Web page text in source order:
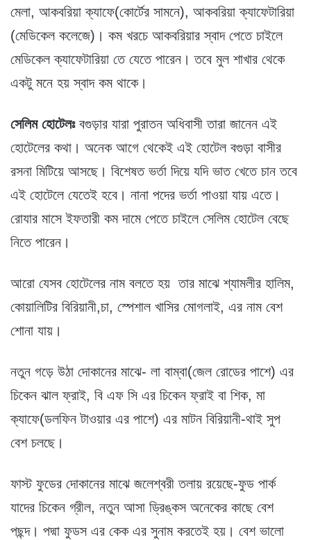
মেলা, আকবরিয়া ক্যাফে(কোর্টের সামনে), আকবরিয়া ক্যাফেটারিয়া
(মেডিকেল কলেজে)। কম খরচে আকবরিয়ার স্বাদ পেতে চাইলে
মেডিকেল ক্যাফেটারিয়া তে যেতে পারেন। তবে মুল শাখার থেকে
একটু মনে হয় স্বাদ কম থাকে।
সেলিম হোটেলঃবগুড়ার যারা পুরাতন অধিবাসী তারা জানেন এই
হোটেলের কথা। অনেক আগে থেকেই এই হোটেল বগুড়া বাসীর
রসনা মিটিয়ে আসছে। বিশেষত ভর্তা দিয়ে যদি ভাত খেতে চান তবে
এই হোটেলে যেতেই হবে। নানা পদের ভর্তা পাওয়া যায় এতে।
রোযার মাসে ইফতারী কম দামে পেতে চাইলে সেলিম হোটেল বেছে
নিতে পারেন।
আরো যেসব হোটেলের নাম বলতে হয় তার মাঝে শ্যামলীর হালিম,
কোয়ালিটির বিরিয়ানী,চা, স্পেশাল খাসির মোগলাই, এর নাম বেশ
শোনা যায়।
নতুন গড়ে উঠা দোকানের মাঝে- লা বাম্বা(জেল রোডের পাশে) এর
চিকেন ঝাল ফ্রাই, বি এফ সি এর চিকেন ফ্রাই বা শিক, মা
ক্যাফে(ডলফিন টাওয়ার এর পাশে) এর মাটন বিরিয়ানী-থাই সুপ
বেশ চলছে।
ফাস্ট ফুডের দোকানের মাঝে জলেশ্বরী তলায় রয়েছে-ফুড পার্ক
যাদের চিকেন গ্রীল, নতুন আসা ড্রিঙ্কস অনেকের কাছে বেশ
পছন্দ। পদ্মা ফুডস এর কেক এর সুনাম করতেই হয়। বেশ ভালো